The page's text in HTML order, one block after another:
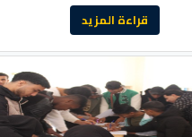
قراءة المزيد